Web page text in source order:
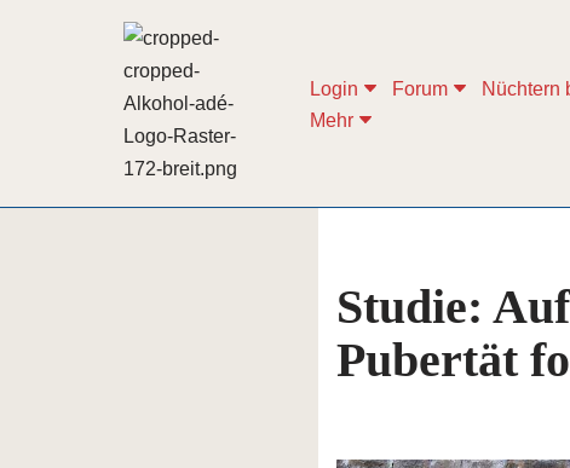
Login Forum Nüchtern
Mehr
Studie:
Pubertät